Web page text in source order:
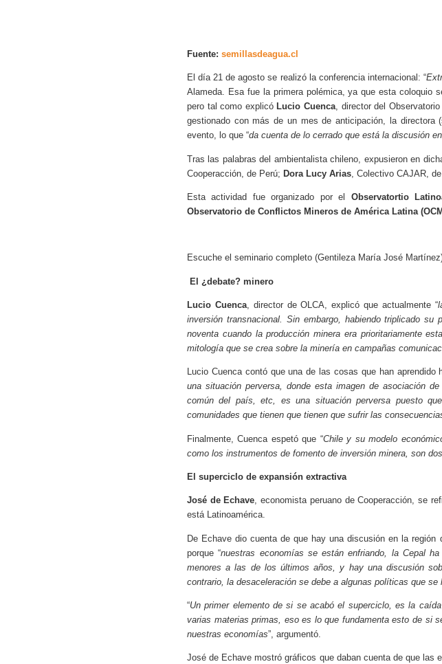
Fuente: semillasdeagua.cl
El día 21 de agosto se realizó la conferencia internacional: “
Alameda. Esa fue la primera polémica, ya que esta coloquio
pero tal como explicó Lucio Cuenca, director del
gestionado con más de un mes de anticipación, la
evento, lo que “da cuenta de lo cerrado que está la discusión
Tras las palabras del ambientalista chileno, expusieron en
Cooperacción, de Perú; Dora Lucy Arias , Colectivo CAJAR,
Esta actividad fue organizado por el Observatortio
Observatorio de Conflictos Mineros de América Latina
Escuche el seminario completo (Gentileza María José
El ¿debate? minero
Lucio Cuenca, director de OLCA, explicó que actualmente “
inversión transnacional. Sin embargo, habiendo triplicado
noventa cuando la producción minera era prioritariamente
mitología que se crea sobre la minería en campañas
Lucio Cuenca contó que una de las cosas que han aprendido
una situación perversa, donde esta imagen de asociación
común del país, etc, es una situación perversa puesto
comunidades que tienen que tienen que sufrir las
Finalmente, Cuenca espetó que “Chile y su modelo
como los instrumentos de fomento de inversión minera, son
El superciclo de expansión extractiva
José de Echave, economista peruano de Cooperacción, se
está Latinoamérica.
De Echave dio cuenta de que hay una discusión en la
porque “nuestras economías se están enfriando, la Cepal
menores a las de los últimos años, y hay una discusión
contrario, la desaceleración se debe a algunas políticas que
“Un primer elemento de si se acabó el superciclo, es la
varias materias primas, eso es lo que fundamenta esto de si
nuestras economías”, argumentó.
José de Echave mostró gráficos que daban cuenta de que las